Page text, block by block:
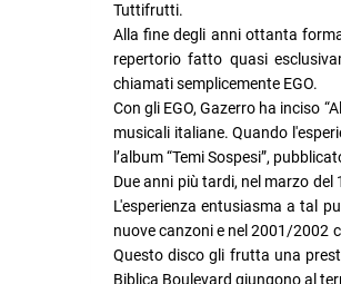
Tuttifrutti.
Alla fine degli anni ottanta
repertorio fatto quasi
chiamati semplicemente EGO.
Con gli EGO, Gazerro ha inciso
musicali italiane. Quando
l’album “Temi Sospesi”,
Due anni più tardi, nel marzo
L'esperienza entusiasma a tal
nuove canzoni e nel 2001/2002
Questo disco gli frutta una
Biblica Boulevard giungono al